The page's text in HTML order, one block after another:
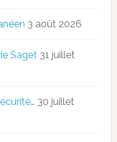
3 août 2026
Saget 31 juillet
30 juillet